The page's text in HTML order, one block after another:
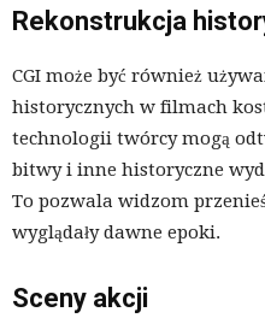
Rekonstrukcja
CGI może być również
historycznych w filmach
technologii twórcy mogą
bitwy i inne historyczne
To pozwala widzom
wyglądały dawne epoki.
Sceny akcji